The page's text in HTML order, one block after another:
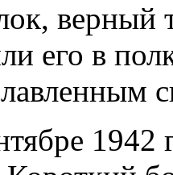
его в
1942